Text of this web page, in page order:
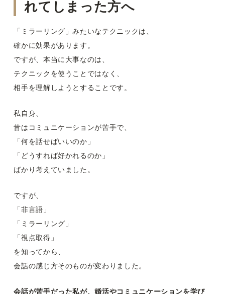
れてしまった方へ
「ミラーリング」みたいなテクニックは、
確かに効果があります。
ですが、本当に大事なのは、
テクニックを使うことではなく、
相手を理解しようとすることです。
私自身、
昔はコミュニケーションが苦手で、
「何を話せばいいのか」
「どうすれば好かれるのか」
ばかり考えていました。
ですが、
「非言語」
「ミラーリング」
「視点取得」
を知ってから、
会話の感じ方そのものが変わりました。
会話が苦手だった私が、婚活やコミュニケーションを学び